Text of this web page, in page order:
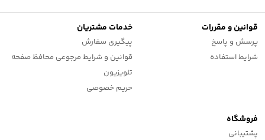
قوانین و مقررات
پرسش و پاسخ
شرایط استفاده
خدمات مشتریان
پیگیری سفارش
قوانین و شرایط مرجوعی محافظ صفحه
تلویزیون
حریم خصوصی
فروشگاه
پشتیبانی